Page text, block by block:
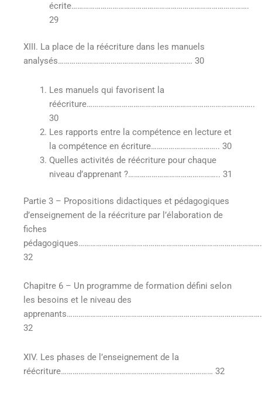
écrite……………………………………………………………………………….
29
XIII. La place de la réécriture dans les manuels
analysés…………………………………………………………… 30
Les manuels qui favorisent la
réécriture…………………………………………………………………………..
30
Les rapports entre la compétence en lecture et
la compétence en écriture…………………………….. 30
Quelles activités de réécriture pour chaque
niveau d’apprenant ?……………………………………….. 31
Partie 3 – Propositions didactiques et pédagogiques
d’enseignement de la réécriture par l’élaboration de
fiches
pédagogiques………………………………………………………………………………….
32
Chapitre 6 – Un programme de formation défini selon
les besoins et le niveau des
32
XIV. Les phases de l’enseignement de la
réécriture…………………………………………………………………… 32